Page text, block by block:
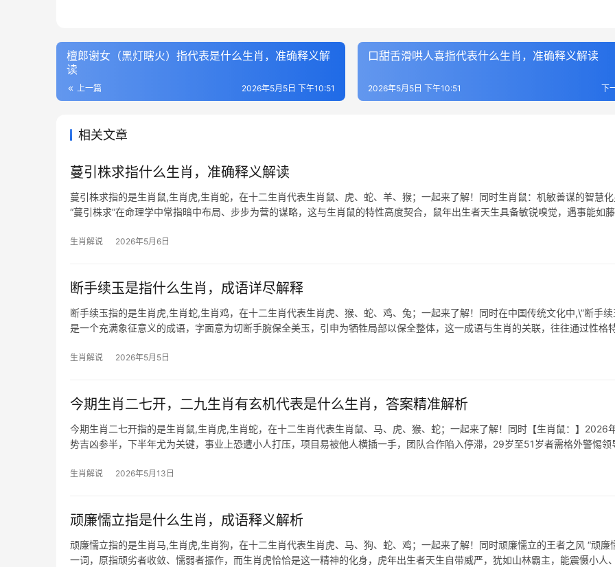
檀郎谢女（黑灯瞎火）指代表是什么生肖，准确释义解
读
上一篇 2026年5月5日 下午10:51
口甜舌滑哄人喜指代表什么生肖，准确释义解读
下
2026年5月5日 下午10:51
相关文章
蔓引株求指什么生肖，准确释义解读
蔓引株求指的是生肖鼠,生肖虎,生肖蛇，在十二生肖代表生肖鼠、虎、蛇、羊、猴；一起来了解！同时生肖鼠：机敏善谋的智慧化
“蔓引株求”在命理学中常指暗中布局、步步为营的谋略，这与生肖鼠的特性高度契合，鼠年出生者天生具备敏锐嗅觉，遇事能如
生肖解说 2026年5月6日
断手续玉是指什么生肖，成语详尽解释
断手续玉指的是生肖虎,生肖蛇,生肖鸡，在十二生肖代表生肖虎、猴、蛇、鸡、兔；一起来了解！同时在中国传统文化中,\”断手续
是一个充满象征意义的成语，字面意为切断手腕保全美玉，引申为牺牲局部以保全整体，这一成语与生肖的关联，往往通过性格
生肖解说 2026年5月5日
今期生肖二七开，二九生肖有玄机代表是什么生肖，答案精准解析
今期生肖二七开指的是生肖鼠,生肖虎,生肖蛇，在十二生肖代表生肖鼠、马、虎、猴、蛇；一起来了解！同时【生肖鼠：】2026
势吉凶参半，下半年尤为关键，事业上恐遭小人打压，项目易被他人横插一手，团队合作陷入停滞，29岁至51岁者需格外警惕领
生肖解说 2026年5月13日
顽廉懦立指是什么生肖，成语释义解析
顽廉懦立指的是生肖马,生肖虎,生肖狗，在十二生肖代表生肖虎、马、狗、蛇、鸡；一起来了解！同时顽廉懦立的王者之风 “顽廉
一词，原指顽劣者收敛、懦弱者振作，而生肖虎恰恰是这一精神的化身，虎年出生者天生自带威严，犹如山林霸主，能震慑小人